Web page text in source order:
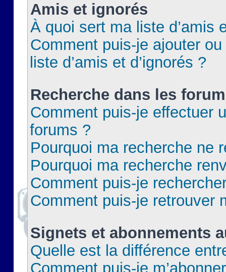
Amis et ignorés
À quoi sert ma liste d’amis
Comment puis-je ajouter
liste d’amis et d’ignorés ?
Recherche dans les
Comment puis-je effectuer
forums ?
Pourquoi ma recherche ne
Pourquoi ma recherche
Comment puis-je
Comment puis-je retrouver
Signets et abonnements
Quelle est la différence
Comment puis-je